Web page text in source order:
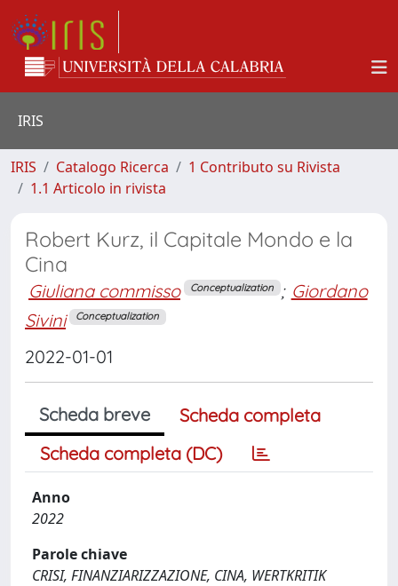
IRIS
IRIS Catalogo Ricerca
1 Contributo su Rivista
1.1 Articolo in rivista
Robert Kurz, il Capitale Mondo e la
Cina
Giuliana commisso Conceptualization ; Giordano
Sivini
Conceptualization
2022-01-01
Scheda breve
Scheda completa
Scheda completa (DC)
Anno
2022
Parole chiave
CRISI, FINANZIARIZZAZIONE, CINA, WERTKRITIK